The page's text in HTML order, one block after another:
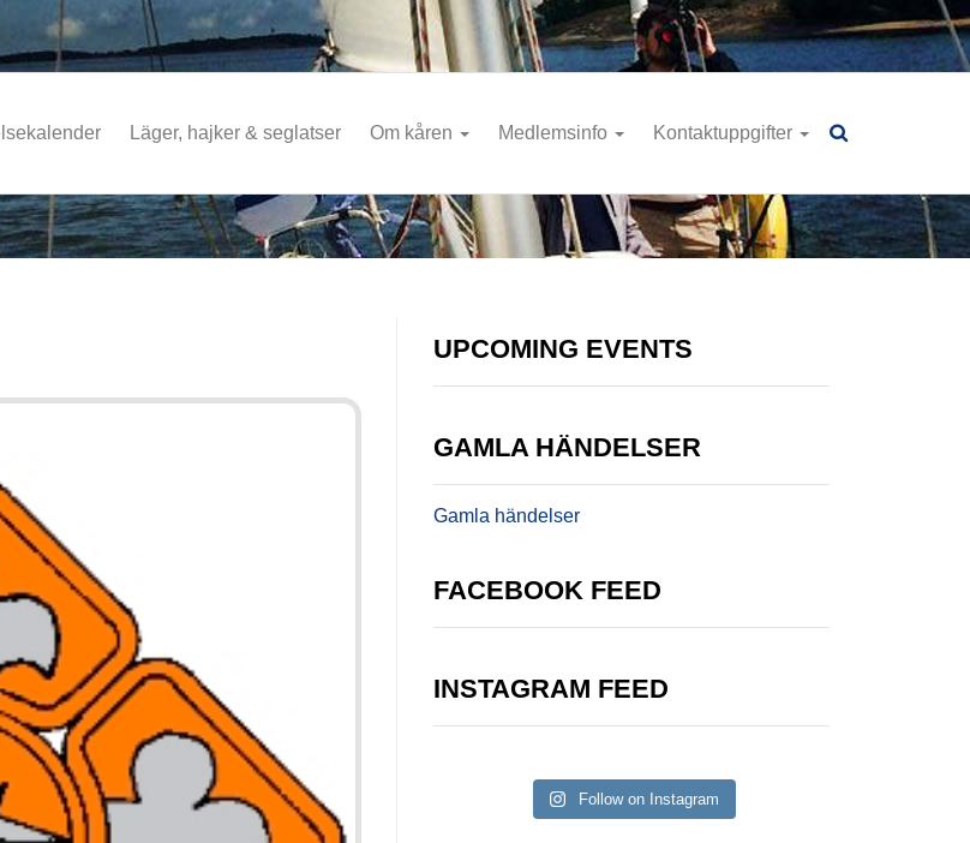
Läger, hajker & seglatser Om kåren Medlemsinfo Kontaktuppgifter
UPCOMING EVENTS
GAMLA HÄNDELSER
Gamla händelser
FACEBOOK FEED
INSTAGRAM FEED
Follow on Instagram